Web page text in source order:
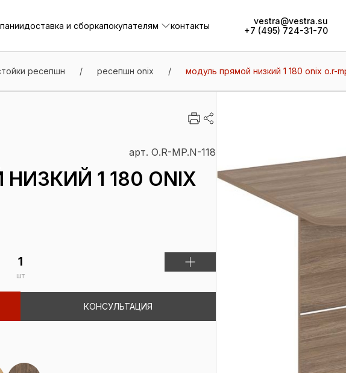
доставка и сборкапокупателям
контакты
vestra@vestra.su
+7 (495) 724-31-70
ресепшн / ресепшн onix / модуль прямой низкий 1 180 onix о.r-
арт. О.R-MP.N-118
1 180 ONIX
шт
КОНСУЛЬТАЦИЯ